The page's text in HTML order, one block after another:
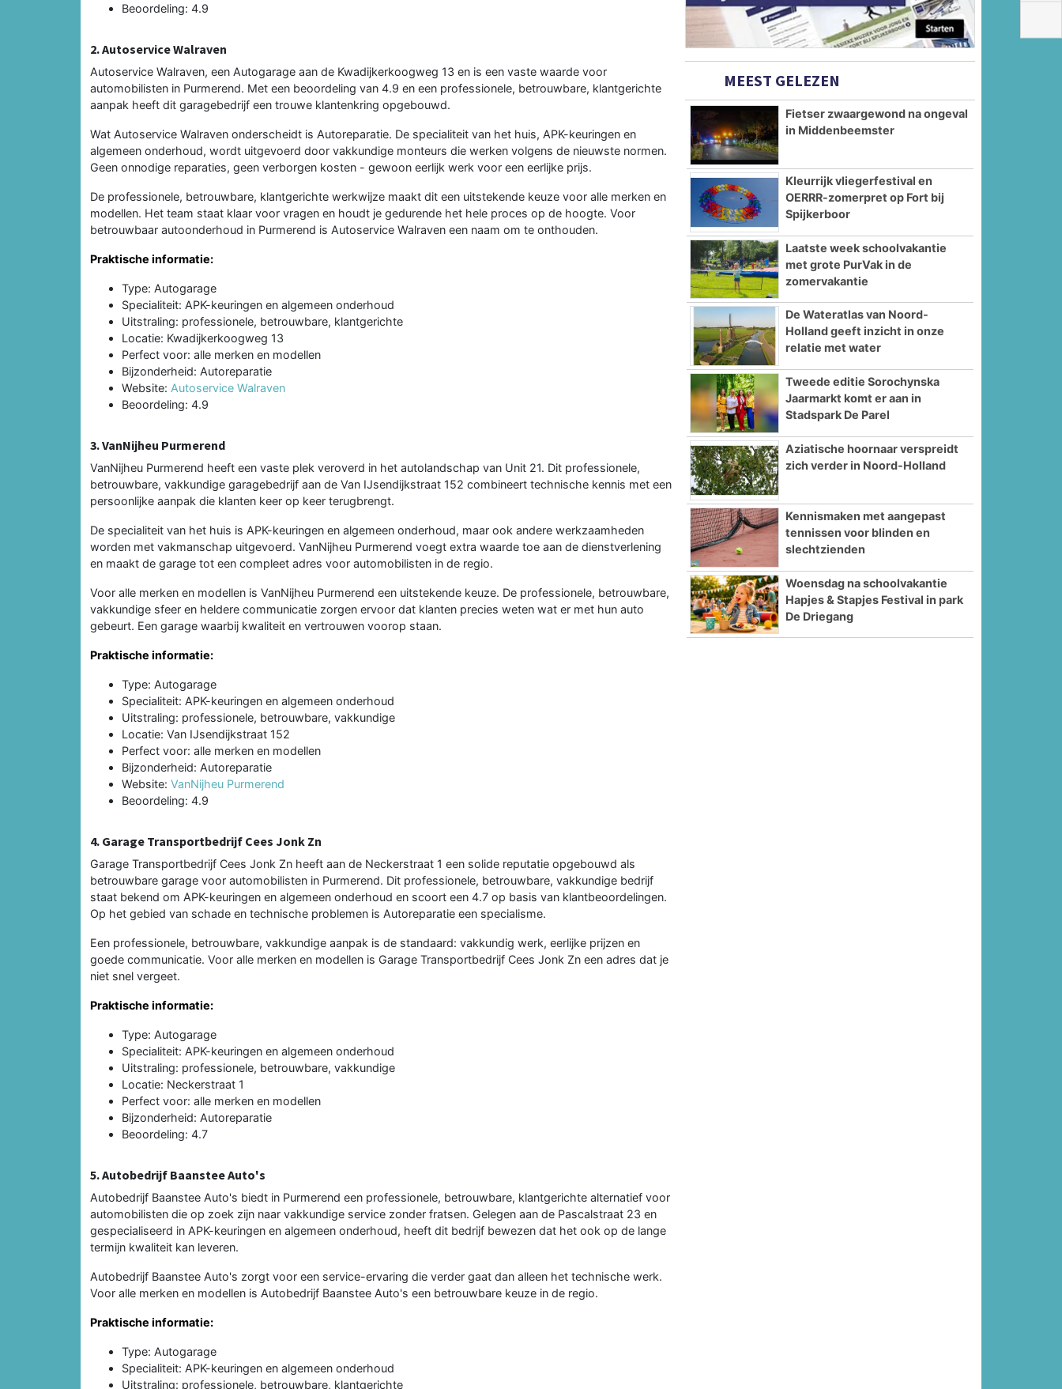
Beoordeling: 4.9
2. Autoservice Walraven
Autoservice Walraven, een Autogarage aan de Kwadijkerkoogweg 13 en is een vaste waarde voor
automobilisten in Purmerend. Met een beoordeling van 4.9 en een professionele, betrouwbare, klantgerichte
aanpak heeft dit garagebedrijf een trouwe klantenkring opgebouwd.
Wat Autoservice Walraven onderscheidt is Autoreparatie. De specialiteit van het huis, APK-keuringen en
algemeen onderhoud, wordt uitgevoerd door vakkundige monteurs die werken volgens de nieuwste normen.
Geen onnodige reparaties, geen verborgen kosten - gewoon eerlijk werk voor een eerlijke prijs.
De professionele, betrouwbare, klantgerichte werkwijze maakt dit een uitstekende keuze voor alle merken en
modellen. Het team staat klaar voor vragen en houdt je gedurende het hele proces op de hoogte. Voor
betrouwbaar autoonderhoud in Purmerend is Autoservice Walraven een naam om te onthouden.
Praktische informatie:
Type: Autogarage
Specialiteit: APK-keuringen en algemeen onderhoud
Uitstraling: professionele, betrouwbare, klantgerichte
Locatie: Kwadijkerkoogweg 13
Perfect voor: alle merken en modellen
Bijzonderheid: Autoreparatie
Website: Autoservice Walraven
Beoordeling: 4.9
3. VanNijheu Purmerend
VanNijheu Purmerend heeft een vaste plek veroverd in het autolandschap van Unit 21. Dit professionele,
betrouwbare, vakkundige garagebedrijf aan de Van IJsendijkstraat 152 combineert technische kennis met een
persoonlijke aanpak die klanten keer op keer terugbrengt.
De specialiteit van het huis is APK-keuringen en algemeen onderhoud, maar ook andere werkzaamheden
worden met vakmanschap uitgevoerd. VanNijheu Purmerend voegt extra waarde toe aan de dienstverlening
en maakt de garage tot een compleet adres voor automobilisten in de regio.
Voor alle merken en modellen is VanNijheu Purmerend een uitstekende keuze. De professionele, betrouwbare,
vakkundige sfeer en heldere communicatie zorgen ervoor dat klanten precies weten wat er met hun auto
gebeurt. Een garage waarbij kwaliteit en vertrouwen voorop staan.
Praktische informatie:
Type: Autogarage
Specialiteit: APK-keuringen en algemeen onderhoud
Uitstraling: professionele, betrouwbare, vakkundige
Locatie: Van IJsendijkstraat 152
Perfect voor: alle merken en modellen
Bijzonderheid: Autoreparatie
Website: VanNijheu Purmerend
Beoordeling: 4.9
4. Garage Transportbedrijf Cees Jonk Zn
Garage Transportbedrijf Cees Jonk Zn heeft aan de Neckerstraat 1 een solide reputatie opgebouwd als
betrouwbare garage voor automobilisten in Purmerend. Dit professionele, betrouwbare, vakkundige bedrijf
staat bekend om APK-keuringen en algemeen onderhoud en scoort een 4.7 op basis van klantbeoordelingen.
Op het gebied van schade en technische problemen is Autoreparatie een specialisme.
Een professionele, betrouwbare, vakkundige aanpak is de standaard: vakkundig werk, eerlijke prijzen en
goede communicatie. Voor alle merken en modellen is Garage Transportbedrijf Cees Jonk Zn een adres dat je
niet snel vergeet.
Praktische informatie:
Type: Autogarage
Specialiteit: APK-keuringen en algemeen onderhoud
Uitstraling: professionele, betrouwbare, vakkundige
Locatie: Neckerstraat 1
Perfect voor: alle merken en modellen
Bijzonderheid: Autoreparatie
Beoordeling: 4.7
5. Autobedrijf Baanstee Auto's
Autobedrijf Baanstee Auto's biedt in Purmerend een professionele, betrouwbare, klantgerichte alternatief voor
automobilisten die op zoek zijn naar vakkundige service zonder fratsen. Gelegen aan de Pascalstraat 23 en
gespecialiseerd in APK-keuringen en algemeen onderhoud, heeft dit bedrijf bewezen dat het ook op de lange
termijn kwaliteit kan leveren.
Autobedrijf Baanstee Auto's zorgt voor een service-ervaring die verder gaat dan alleen het technische werk.
Voor alle merken en modellen is Autobedrijf Baanstee Auto's een betrouwbare keuze in de regio.
Praktische informatie:
Type: Autogarage
Specialiteit: APK-keuringen en algemeen onderhoud
Uitstraling: professionele, betrouwbare, klantgerichte
MEEST GELEZEN
Fietser zwaargewond na ongeval
in Middenbeemster
Kleurrijk vliegerfestival en
OERRR-zomerpret op Fort bij
Spijkerboor
Laatste week schoolvakantie
met grote PurVak in de
zomervakantie
De Wateratlas van Noord-
Holland geeft inzicht in onze
relatie met water
Tweede editie Sorochynska
Jaarmarkt komt er aan in
Stadspark De Parel
Aziatische hoornaar verspreidt
zich verder in Noord-Holland
Kennismaken met aangepast
tennissen voor blinden en
slechtzienden
Woensdag na schoolvakantie
Hapjes & Stapjes Festival in park
De Driegang